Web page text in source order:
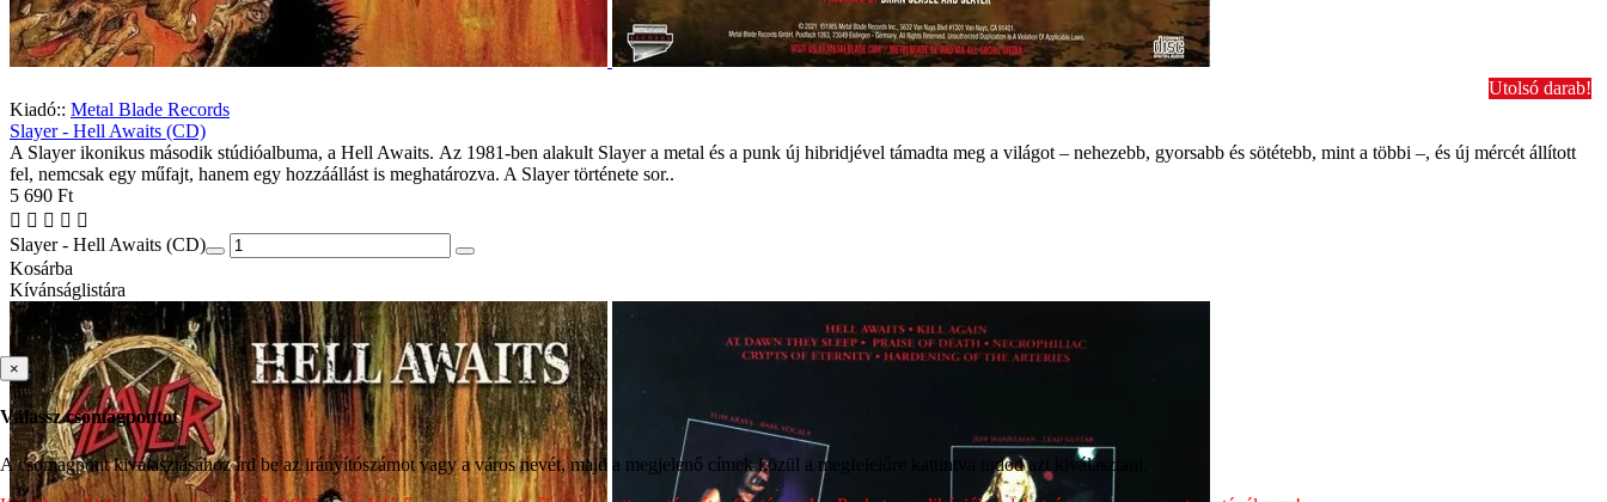
Utolsó darab!
Kiadó:: Metal Blade Records
Slayer - Hell Awaits (CD)
A Slayer ikonikus második stúdióalbuma, a Hell Awaits. Az 1981-ben alakult Slayer a metal és a punk új hibridjével támadta meg a világot – nehezebb, gyorsabb és sötétebb, mint a többi –, és új mércét állított
fel, nemcsak egy műfajt, hanem egy hozzáállást is meghatározva. A Slayer története sor..
5 690 Ft
Slayer - Hell Awaits (CD)
Kosárba
Kívánságlistára
×
Válassz csomagpontot
A csomagpont kiválasztásához írd be az irányítószámot vagy a város nevét, majd a megjelenő címek közül a megfelelőre kattintva tudod azt kiválasztani.